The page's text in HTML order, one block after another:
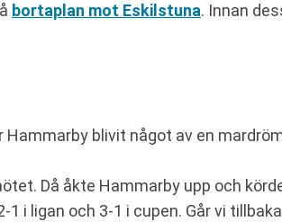
bortaplan mot Eskilstuna. Innan
blivit något av en
Då åkte Hammarby upp och
i ligan och 3-1 i cupen. Går vi